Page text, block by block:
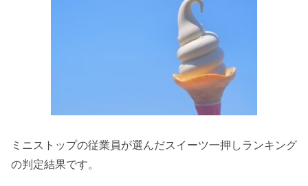
ミニストップの従業員が選んだスイーツ一押しランキング
の判定結果です。